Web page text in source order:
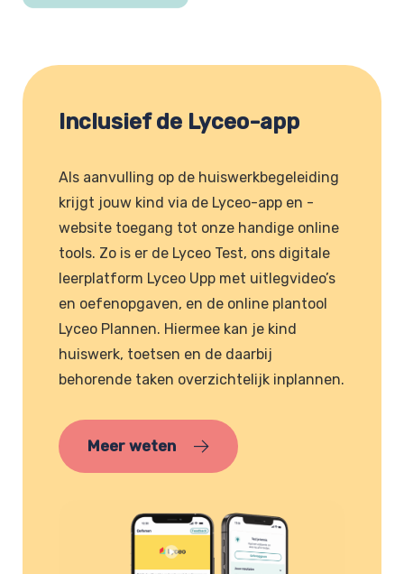
Inclusief de Lyceo-app
Als aanvulling op de huiswerkbegeleiding
krijgt jouw kind via de Lyceo-app en -
website toegang tot onze handige online
tools. Zo is er de Lyceo Test, ons digitale
leerplatform Lyceo Upp met uitlegvideo’s
en oefenopgaven, en de online plantool
Lyceo Plannen. Hiermee kan je kind
huiswerk, toetsen en de daarbij
behorende taken overzichtelijk inplannen.
Meer weten